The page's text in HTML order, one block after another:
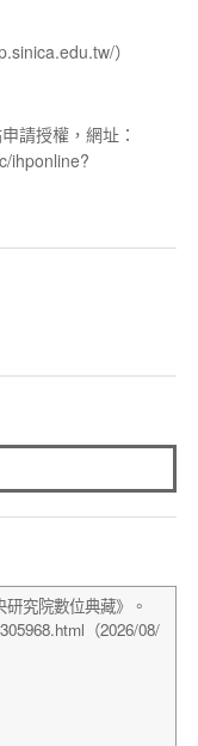
）
請授權，網址：
ihponline?